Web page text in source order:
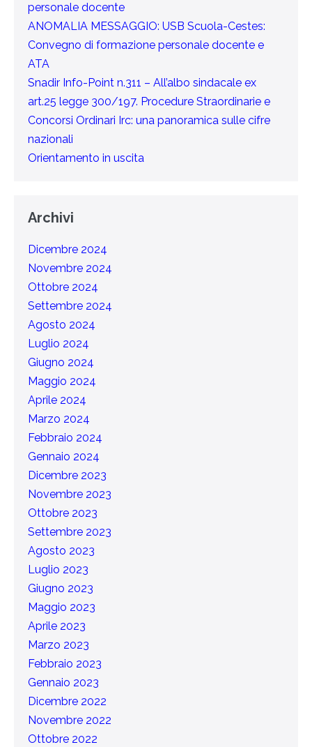
personale docente
ANOMALIA MESSAGGIO: USB Scuola-Cestes:
Convegno di formazione personale docente e
ATA
Snadir Info-Point n.311 – All’albo sindacale ex
art.25 legge 300/197. Procedure Straordinarie e
Concorsi Ordinari Irc: una panoramica sulle cifre
nazionali
Orientamento in uscita
Archivi
Dicembre 2024
Novembre 2024
Ottobre 2024
Settembre 2024
Agosto 2024
Luglio 2024
Giugno 2024
Maggio 2024
Aprile 2024
Marzo 2024
Febbraio 2024
Gennaio 2024
Dicembre 2023
Novembre 2023
Ottobre 2023
Settembre 2023
Agosto 2023
Luglio 2023
Giugno 2023
Maggio 2023
Aprile 2023
Marzo 2023
Febbraio 2023
Gennaio 2023
Dicembre 2022
Novembre 2022
Ottobre 2022